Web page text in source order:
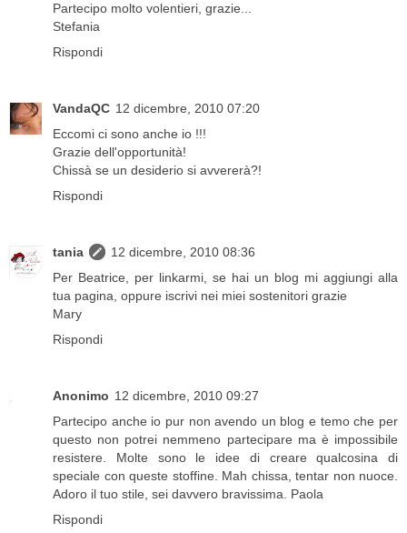
Partecipo molto volentieri, grazie...
Stefania
Rispondi
VandaQC 12 dicembre, 2010 07:20
Eccomi ci sono anche io !!!
Grazie dell'opportunità!
Chissà se un desiderio si avvererà?!
Rispondi
tania
12 dicembre, 2010 08:36
Per Beatrice, per linkarmi, se hai un blog mi aggiungi alla
tua pagina, oppure iscrivi nei miei sostenitori grazie
Mary
Rispondi
Anonimo 12 dicembre, 2010 09:27
Partecipo anche io pur non avendo un blog e temo che per
questo non potrei nemmeno partecipare ma è impossibile
resistere. Molte sono le idee di creare qualcosina di
speciale con queste stoffine. Mah chissa, tentar non nuoce.
Adoro il tuo stile, sei davvero bravissima. Paola
Rispondi